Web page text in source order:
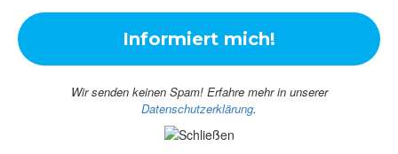
Wir senden keinen Spam! Erfahre mehr in unserer
Datenschutzerklärung.